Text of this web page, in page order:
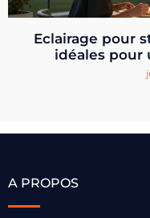
Eclairage pour
idéales pour
A PROPOS